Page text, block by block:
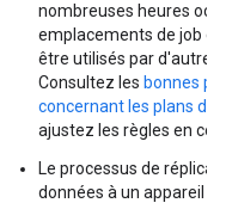
nombreuses heures
emplacements de job
être utilisés par d'autres
Consultez les bonnes
concernant les plans de
ajustez les règles en
Le processus de
données à un appareil de